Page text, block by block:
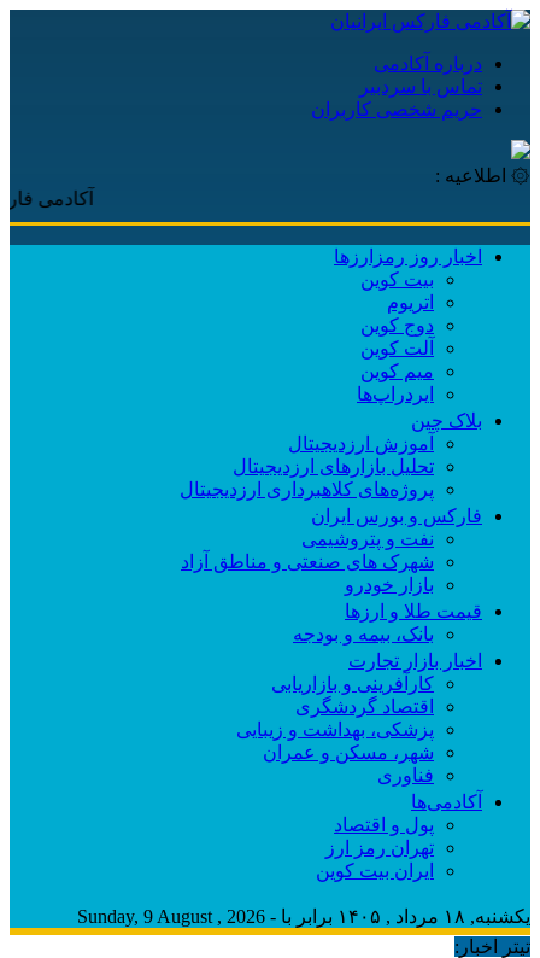
درباره آکادمی
تماس با سردبیر
حریم شخصی کاربران
۞ اطلاعیه :
آکادمی فارکس
اخبار روز رمزارزها
بیت کوین
اتریوم
دوج کوین
آلت کوین
میم کوین‌
ایردراپ‌ها
بلاک چین
آموزش ارزدیجیتال
تحلیل بازارهای ارزدیجیتال
پروژه‌های کلاهبرداری ارزدیجیتال
فارکس و بورس ایران
نفت و پتروشیمی
شهرک های صنعتی و مناطق آزاد
بازار خودرو
قیمت طلا و ارزها
بانک، بیمه و بودجه
اخبار بازار تجارت
کارآفرینی و بازاریابی
اقتصاد گردشگری
پزشکی، بهداشت و زیبایی
شهر، مسکن و عمران
فناوری
آکادمی‌ها
پول و اقتصاد
تهران رمز ارز
ایران بیت کوین
یکشنبه, ۱۸ مرداد , ۱۴۰۵ برابر با - Sunday, 9 August , 2026
تیتر اخبار: